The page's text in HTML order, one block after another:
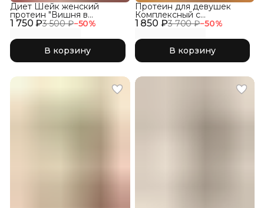
1 750 ₽3 500 ₽−50%
Диет Шейк женский
протеин "Вишня в
шоколаде"
В корзину
1 850 ₽3 700 ₽−50%
Протеин для девушек
Комплексный с
Коллагеном, Соленая
В корзину